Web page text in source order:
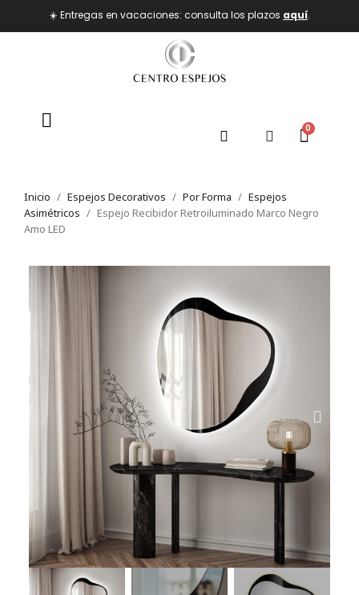
☀️ Entregas en vacaciones: consulta los plazos aquí.
Inicio Espejos Decorativos Por Forma
Espejos
Asimétricos
Espejo Recibidor Retroiluminado Marco Negro
Amo LED